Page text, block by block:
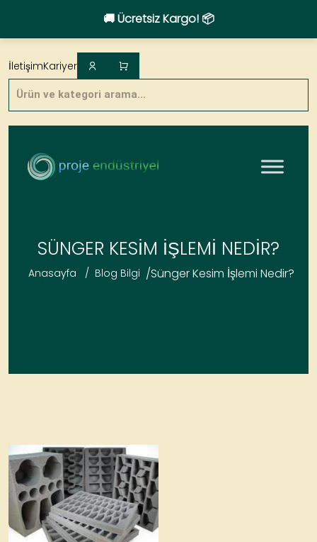
🚚 Ücretsiz Kargo! 📦
to
content
Products
search
İletişimKariyer
SÜNGER KESIM İŞLEMI NEDIR?
Anasayfa / Blog Bilgi /Sünger Kesim İşlemi Nedir?